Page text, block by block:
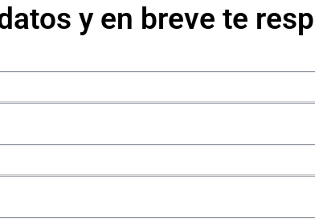
y en breve te